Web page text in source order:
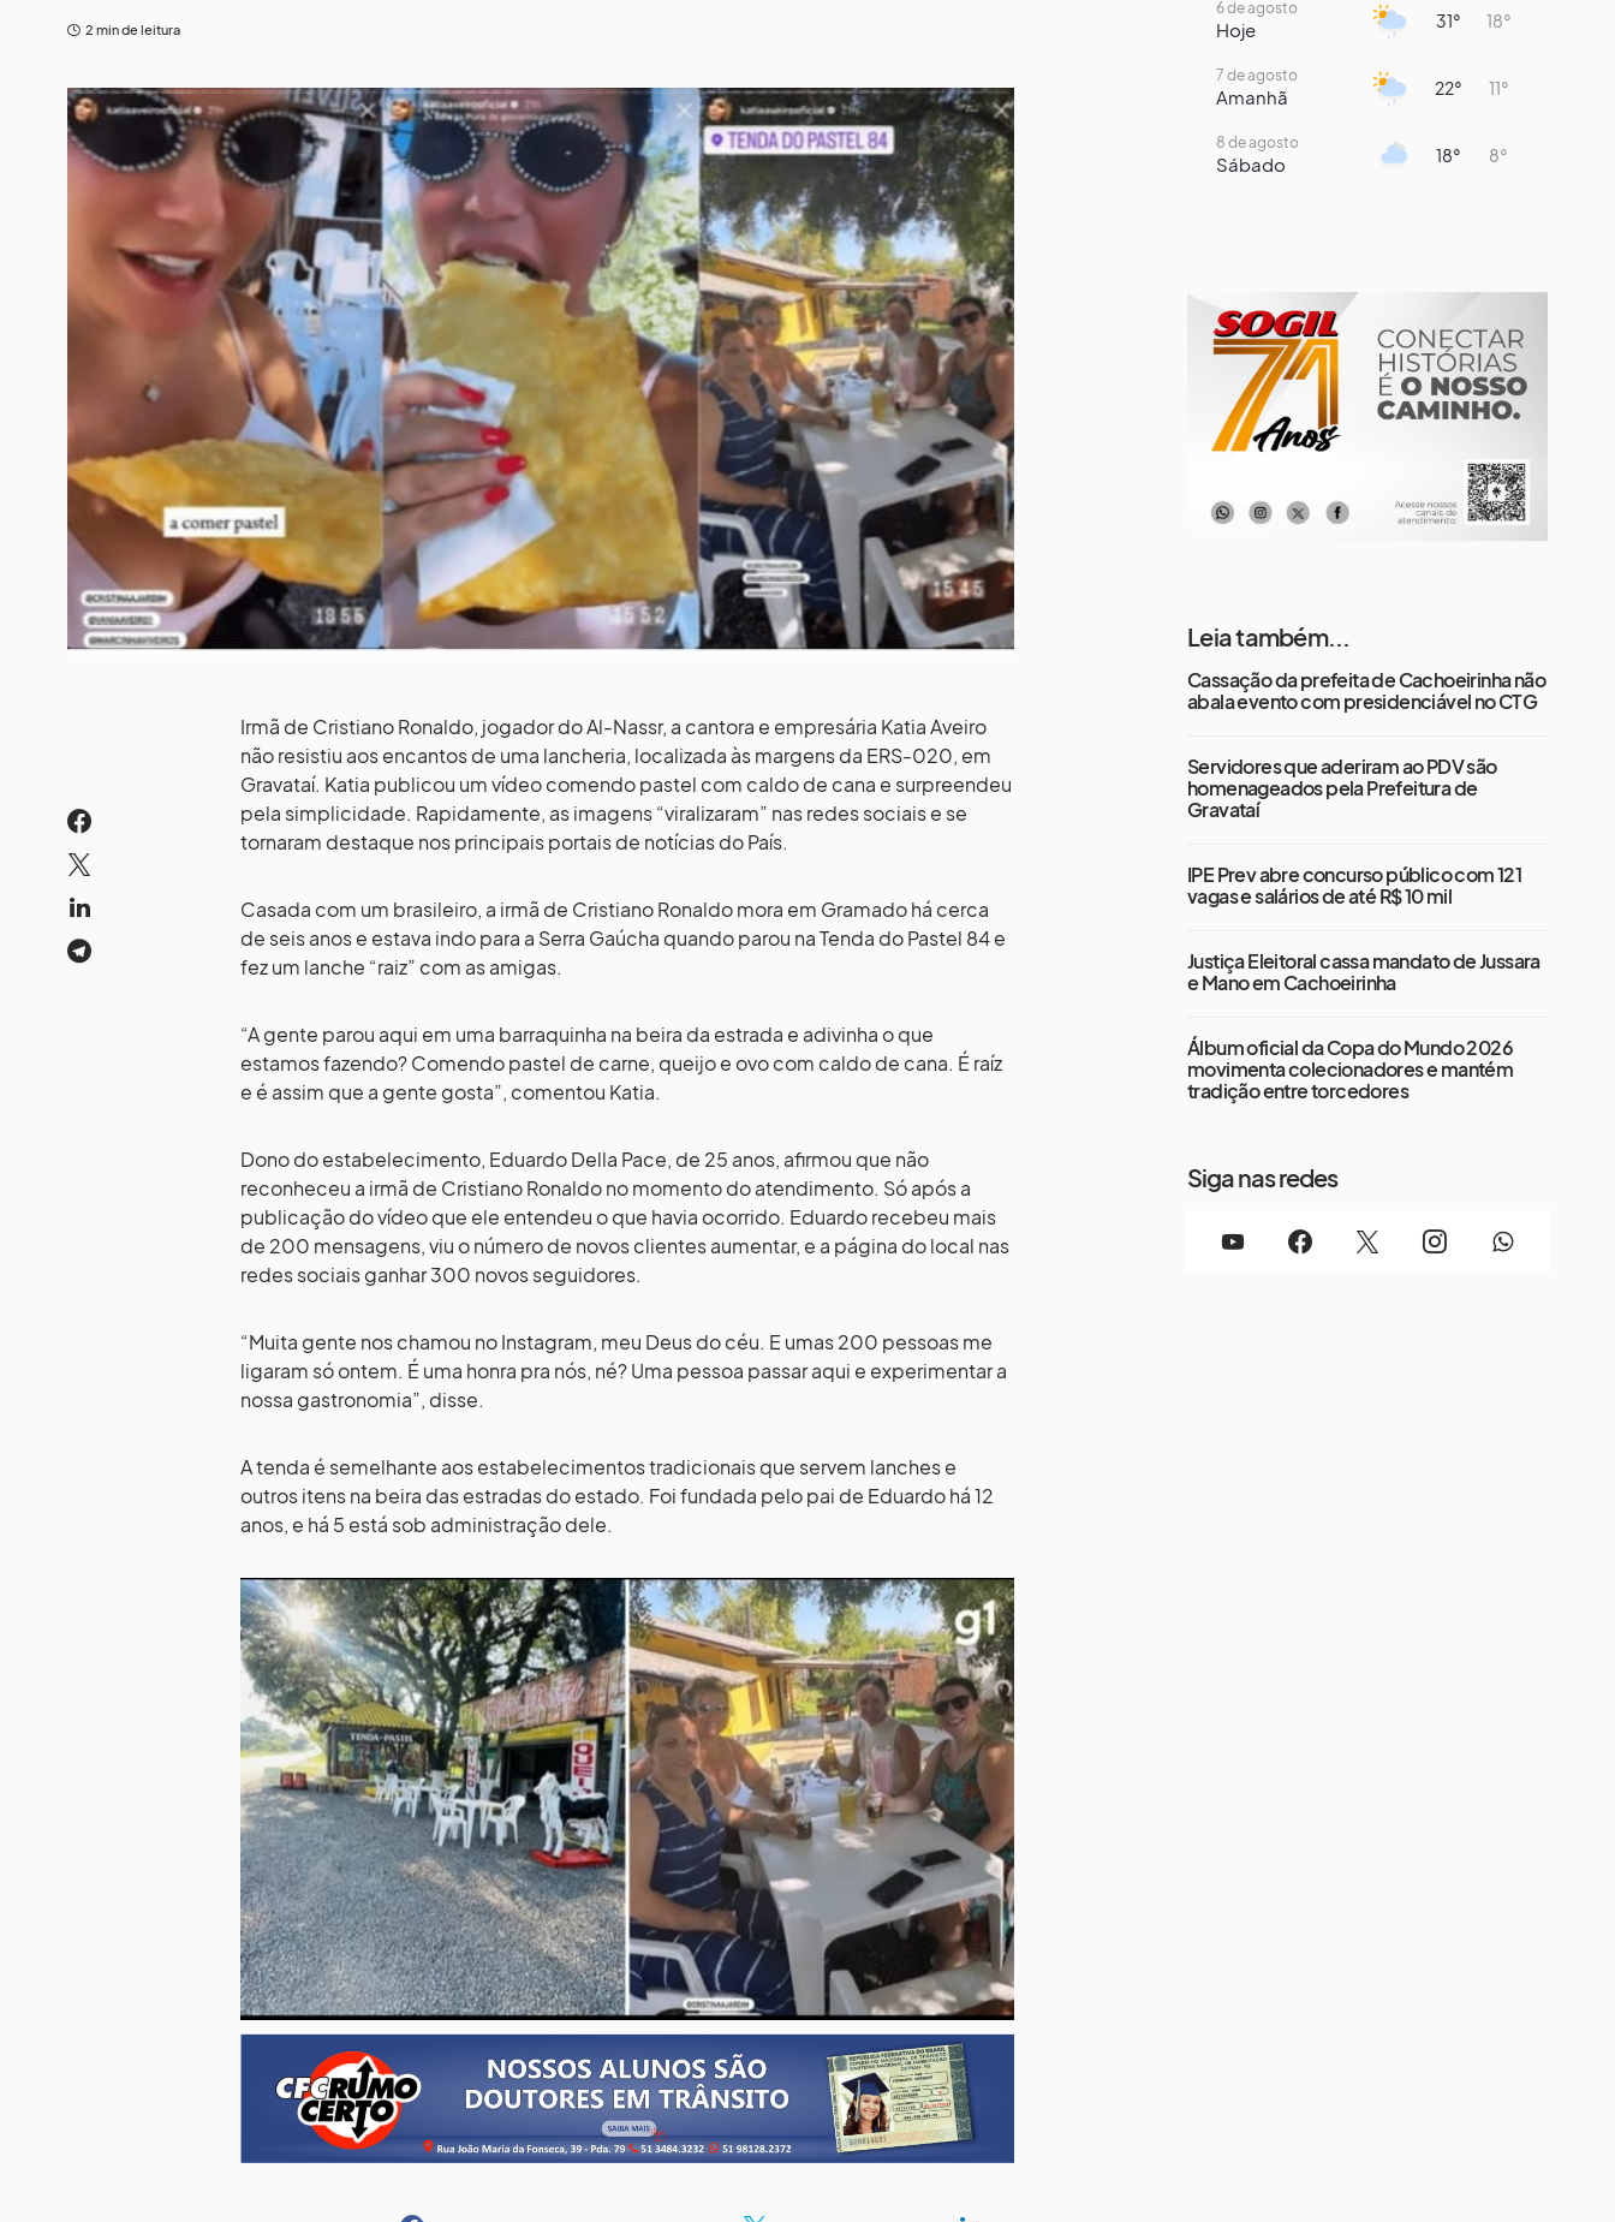
2 min de leitura
Irmã de Cristiano Ronaldo, jogador do Al-Nassr, a cantora e empresária Katia Aveiro
não resistiu aos encantos de uma lancheria, localizada às margens da ERS-020, em
Gravataí. Katia publicou um vídeo comendo pastel com caldo de cana e surpreendeu
pela simplicidade. Rapidamente, as imagens “viralizaram” nas redes sociais e se
tornaram destaque nos principais portais de notícias do País.
Casada com um brasileiro, a irmã de Cristiano Ronaldo mora em Gramado há cerca
de seis anos e estava indo para a Serra Gaúcha quando parou na Tenda do Pastel 84 e
fez um lanche “raiz” com as amigas.
“A gente parou aqui em uma barraquinha na beira da estrada e adivinha o que
estamos fazendo? Comendo pastel de carne, queijo e ovo com caldo de cana. É raíz
e é assim que a gente gosta”, comentou Katia.
Dono do estabelecimento, Eduardo Della Pace, de 25 anos, afirmou que não
reconheceu a irmã de Cristiano Ronaldo no momento do atendimento. Só após a
publicação do vídeo que ele entendeu o que havia ocorrido. Eduardo recebeu mais
de 200 mensagens, viu o número de novos clientes aumentar, e a página do local nas
redes sociais ganhar 300 novos seguidores.
“Muita gente nos chamou no Instagram, meu Deus do céu. E umas 200 pessoas me
ligaram só ontem. É uma honra pra nós, né? Uma pessoa passar aqui e experimentar a
nossa gastronomia”, disse.
A tenda é semelhante aos estabelecimentos tradicionais que servem lanches e
outros itens na beira das estradas do estado. Foi fundada pelo pai de Eduardo há 12
anos, e há 5 está sob administração dele.
6 de agosto
Hoje 31° 18°
7 de agosto
Amanhã 22° 11°
8 de agosto
Sábado 18° 8°
Segunda-Feira 14° 7°
11 de agosto
Terça-Feira 16° 8°
12 de agosto
Quarta-Feira 15° 8°
Leia também...
Cassação da prefeita de Cachoeirinha não
abala evento com presidenciável no CTG
Servidores que aderiram ao PDV são
homenageados pela Prefeitura de
Gravataí
IPE Prev abre concurso público com 121
vagas e salários de até R$ 10 mil
Justiça Eleitoral cassa mandato de Jussara
e Mano em Cachoeirinha
Álbum oficial da Copa do Mundo 2026
movimenta colecionadores e mantém
tradição entre torcedores
Siga nas redes